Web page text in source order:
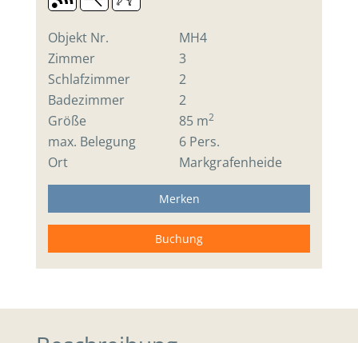
Objekt Nr.
MH4
Zimmer
3
Schlafzimmer
2
Badezimmer
2
Größe
85 m2
max. Belegung
6 Pers.
Ort
Markgrafenheide
Merken
Buchung